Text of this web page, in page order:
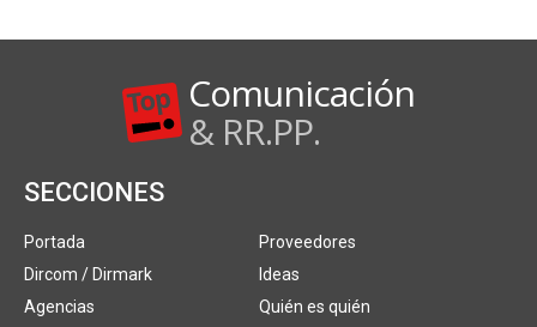
Comunicación
& RR.PP.
SECCIONES
Portada
Dircom / Dirmark
Agencias
Proveedores
Ideas
Quién es quién